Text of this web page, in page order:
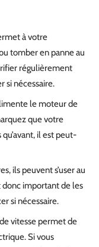
à votre
tomber en panne au
régulièrement
si nécessaire.
le moteur de
que votre
il est peut-
ils peuvent s’user au
donc important de les
si nécessaire.
vitesse permet de
Si vous